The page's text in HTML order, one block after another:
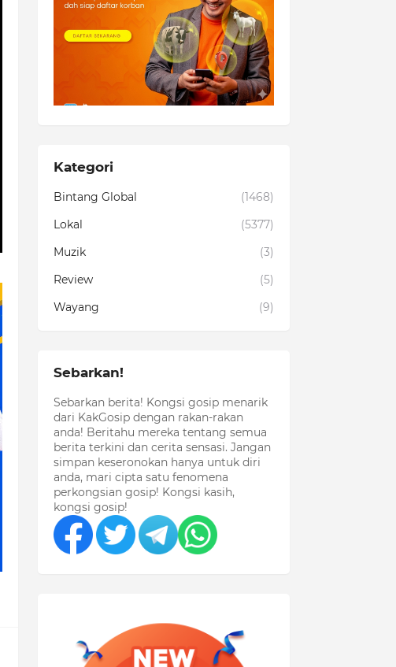
Kategori
Bintang Global
(1468)
Lokal
(5377)
Muzik
(3)
Review
(5)
Wayang
(9)
Sebarkan!
Sebarkan berita! Kongsi gosip menarik
dari KakGosip dengan rakan-rakan
anda! Beritahu mereka tentang semua
berita terkini dan cerita sensasi. Jangan
simpan keseronokan hanya untuk diri
anda, mari cipta satu fenomena
perkongsian gosip! Kongsi kasih,
kongsi gosip!